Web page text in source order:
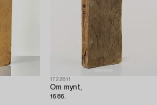
1722811
Om mynt,
1686.